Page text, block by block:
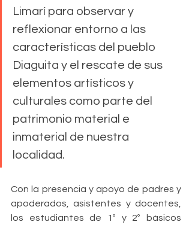
Limarí para observar y
reflexionar entorno a las
características del pueblo
Diaguita y el rescate de sus
elementos artísticos y
culturales como parte del
patrimonio material e
inmaterial de nuestra
localidad.
Con la presencia y apoyo de padres y
apoderados, asistentes y docentes,
los estudiantes de 1º y 2º básicos